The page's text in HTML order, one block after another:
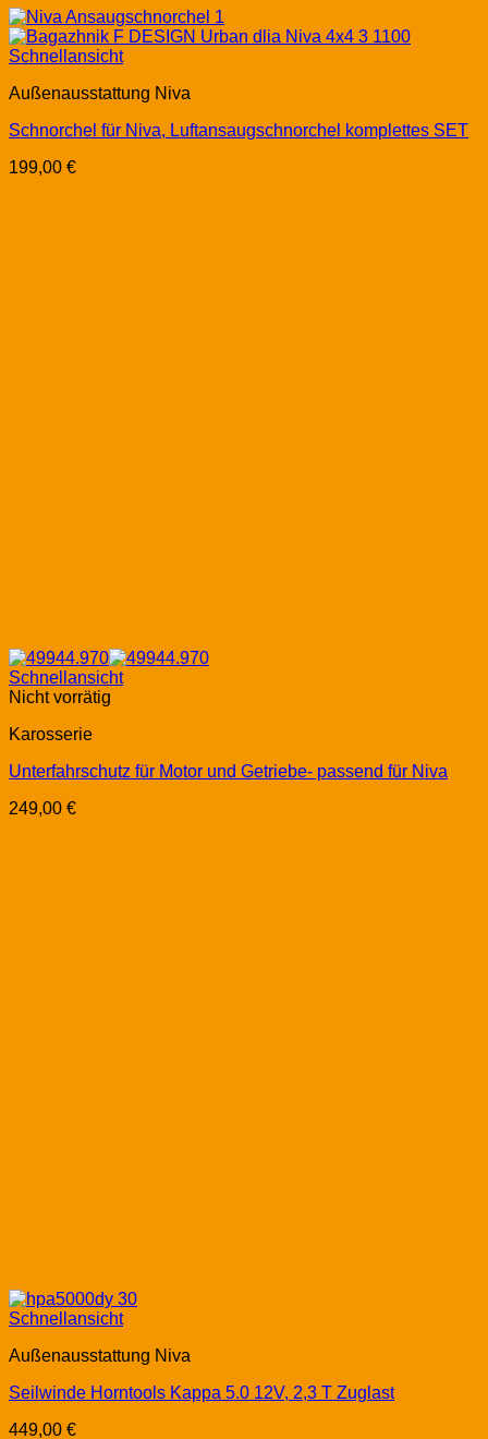
Schnellansicht
Außenausstattung Niva
Schnorchel für Niva, Luftansaugschnorchel komplettes SET
199,00 €
Schnellansicht
Nicht vorrätig
Karosserie
Unterfahrschutz für Motor und Getriebe- passend für Niva
249,00 €
Schnellansicht
Außenausstattung Niva
Seilwinde Horntools Kappa 5.0 12V, 2,3 T Zuglast
449,00 €